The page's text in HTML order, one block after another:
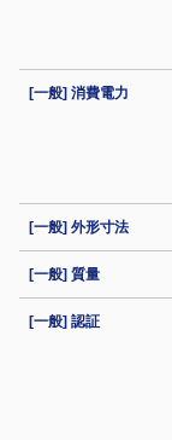
[一般] 消費電力
[一般] 外形寸法
[一般] 質量
[一般] 認証